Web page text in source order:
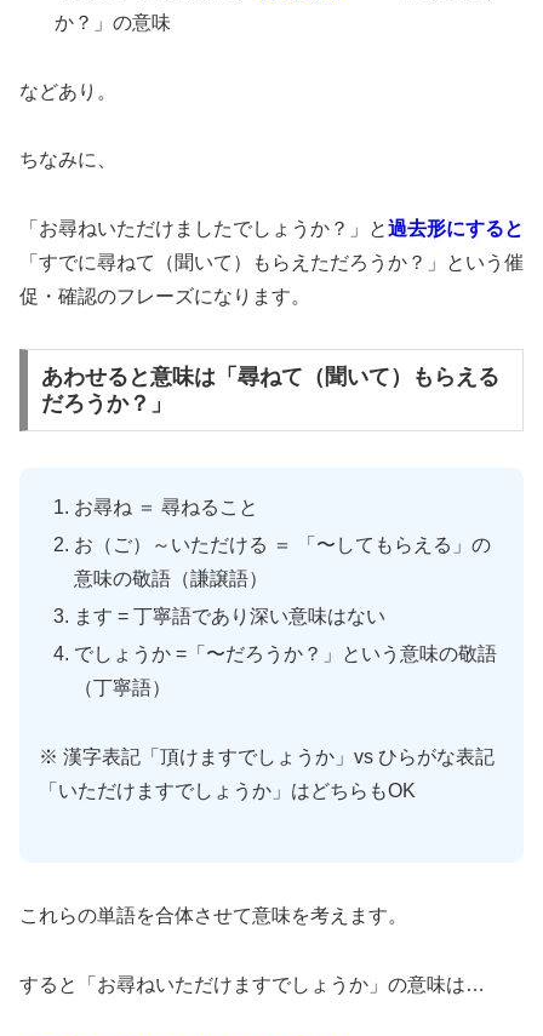
か？」の意味
などあり。
ちなみに、
「お尋ねいただけましたでしょうか？」と過去形にすると
「すでに尋ねて（聞いて）もらえただろうか？」という催
促・確認のフレーズになります。
あわせると意味は「尋ねて（聞いて）もらえる
だろうか？」
お尋ね ＝ 尋ねること
お（ご）～いただける ＝ 「〜してもらえる」の
意味の敬語（謙譲語）
ます = 丁寧語であり深い意味はない
でしょうか =「〜だろうか？」という意味の敬語
（丁寧語）
※ 漢字表記「頂けますでしょうか」vs ひらがな表記
「いただけますでしょうか」はどちらもOK
これらの単語を合体させて意味を考えます。
すると「お尋ねいただけますでしょうか」の意味は…